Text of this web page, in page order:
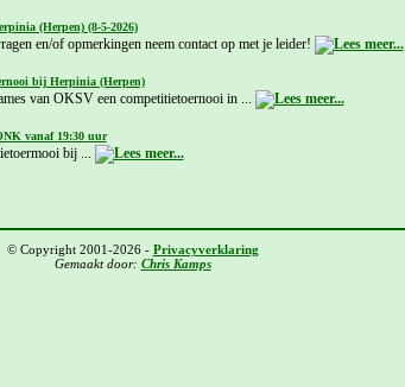
(Herpen) (8-5-2026)
en/of opmerkingen neem contact op met je leider!
bij Herpinia (Herpen)
van OKSV een competitietoernooi in ...
vanaf 19:30 uur
bij ...
© Copyright 2001-2026 - Privacyverklaring
Gemaakt door: Chris Kamps